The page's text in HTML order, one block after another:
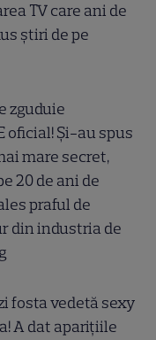
TV care ani de
știri de pe
zguduie
oficial! Și-au spus
mare secret,
20 de ani de
praful de
din industria de
fosta vedetă sexy
A dat aparițiile